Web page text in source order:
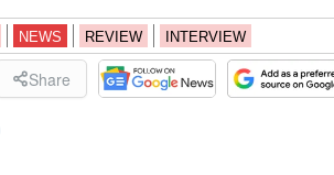
NEWS REVIEW INTERVIEW
Share